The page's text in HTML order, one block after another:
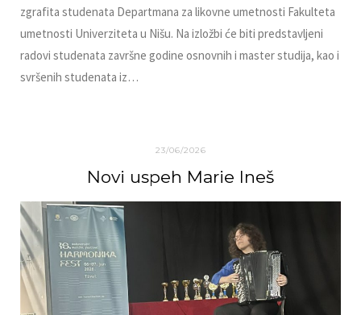
zgrafita studenata Departmana za likovne umetnosti Fakulteta
umetnosti Univerziteta u Nišu. Na izložbi će biti predstavljeni
radovi studenata završne godine osnovnih i master studija, kao i
svršenih studenata iz…
23/06/2026
Novi uspeh Marie Ineš